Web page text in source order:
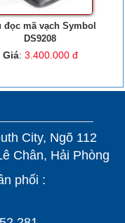
đọc mã vạch Symbol
DS9208
Giá: 3.400.000 đ
City, Ngõ 112
Chân, Hải Phòng
phối :